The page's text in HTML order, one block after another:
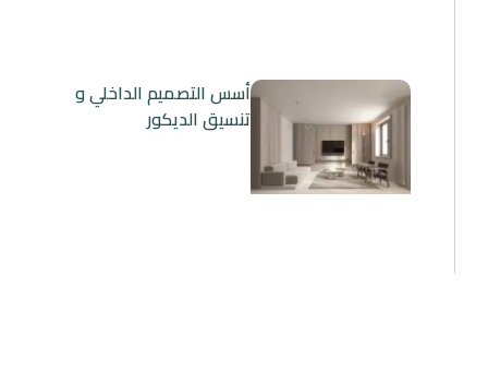
أسس التصميم الداخلي و
تنسيق الديكور